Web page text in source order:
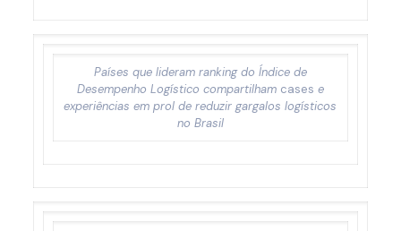
Países que lideram ranking do Índice de
Desempenho Logístico compartilham cases e
experiências em prol de reduzir gargalos logísticos
no Brasil